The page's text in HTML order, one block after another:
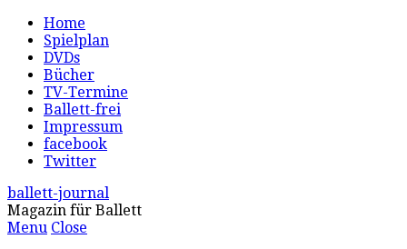
Home
Spielplan
DVDs
Bücher
TV-Termine
Ballett-frei
Impressum
facebook
Twitter
ballett-journal
Magazin für Ballett
Menu Close